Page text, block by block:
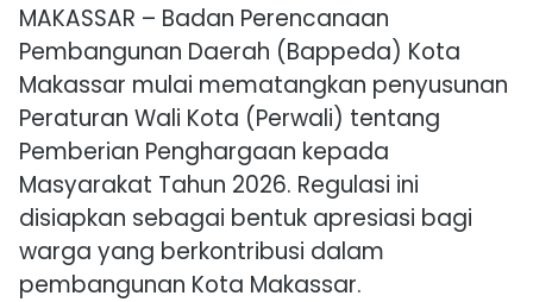
MAKASSAR – Badan Perencanaan
Pembangunan Daerah (Bappeda) Kota
Makassar mulai mematangkan penyusunan
Peraturan Wali Kota (Perwali) tentang
Pemberian Penghargaan kepada
Masyarakat Tahun 2026. Regulasi ini
disiapkan sebagai bentuk apresiasi bagi
warga yang berkontribusi dalam
pembangunan Kota Makassar.